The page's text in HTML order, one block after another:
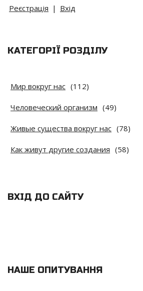
Реєстрація | Вхід
КАТЕГОРІЇ РОЗДІЛУ
Мир вокруг нас (112)
Человеческий организм (49)
Живые существа вокруг нас (78)
Как живут другие создания (58)
ВХІД ДО САЙТУ
НАШЕ ОПИТУВАННЯ